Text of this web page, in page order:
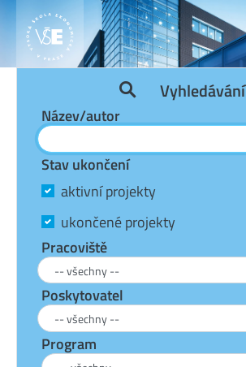
Vyhledávání
Název/autor
Stav ukončení
aktivní projekty
ukončené projekty
Pracoviště
Poskytovatel
Program